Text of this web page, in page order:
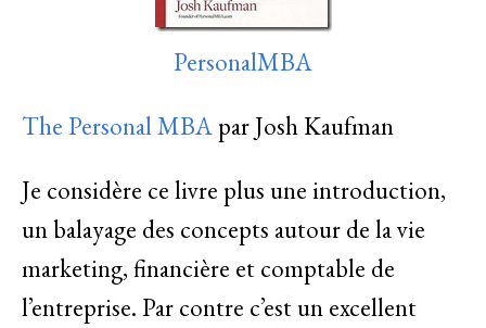
PersonalMBA
The Personal MBA par Josh Kaufman
Je considère ce livre plus une introduction,
un balayage des concepts autour de la vie
marketing, financière et comptable de
l’entreprise. Par contre c’est un excellent